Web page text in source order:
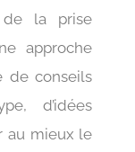
de la prise
approche
de conseils
d’idées
au mieux le